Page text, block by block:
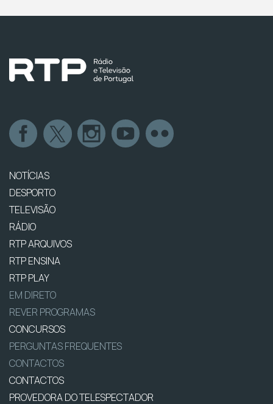
NOTÍCIAS
DESPORTO
TELEVISÃO
RÁDIO
RTP ARQUIVOS
RTP ENSINA
RTP PLAY
EM DIRETO
REVER PROGRAMAS
CONCURSOS
PERGUNTAS FREQUENTES
CONTACTOS
CONTACTOS
PROVEDORA DO TELESPECTADOR